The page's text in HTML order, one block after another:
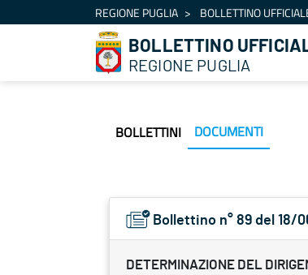
Skip to ContentREGIONE PUGLIA BOLLETTINO
BOLLETTINO
REGIONE PUGLIA
BOLLETTINI DOCUMENTI
Bollettino n° 89 del 18/
DETERMINAZIONE DEL